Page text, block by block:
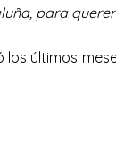
para
últimos